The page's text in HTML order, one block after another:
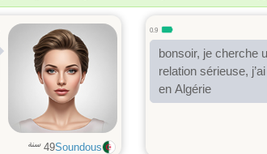
0.9
bonsoir, je cherche
relation sérieuse,
en Algérie
Soundous
49 سنة